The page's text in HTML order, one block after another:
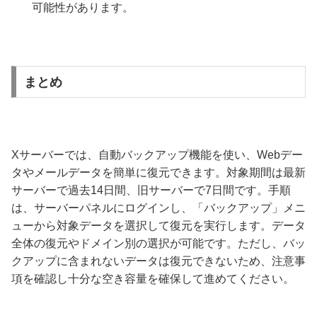
可能性があります。
まとめ
Xサーバーでは、自動バックアップ機能を使い、Webデー
タやメールデータを簡単に復元できます。対象期間は最新
サーバーで過去14日間、旧サーバーで7日間です。手順
は、サーバーパネルにログインし、「バックアップ」メニ
ューから対象データを選択して復元を実行します。データ
全体の復元やドメイン別の選択が可能です。ただし、バッ
クアップに含まれないデータは復元できないため、注意事
項を確認し十分な空き容量を確保して進めてください。